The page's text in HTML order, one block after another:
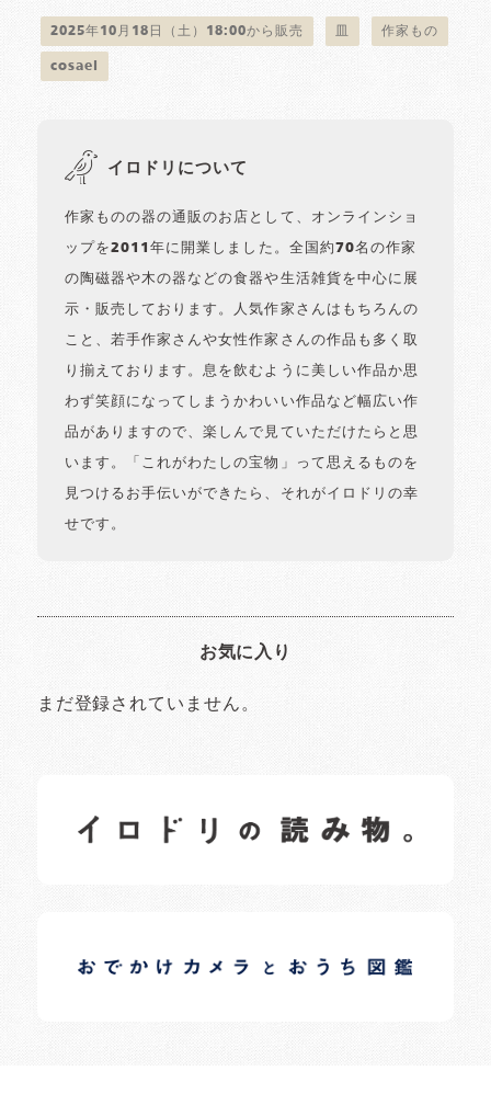
2025年10月18日（土）18:00から販売 作家もの
cosael
イロドリについて
作家ものの器の通販のお店として、オンラインショ
ップを2011年に開業しました。全国約70名の作家
の陶磁器や木の器などの食器や生活雑貨を中心に展
示・販売しております。人気作家さんはもちろんの
こと、若手作家さんや女性作家さんの作品も多く取
り揃えております。息を飲むように美しい作品か思
わず笑顔になってしまうかわいい作品など幅広い作
品がありますので、楽しんで見ていただけたらと思
います。「これがわたしの宝物」って思えるものを
見つけるお手伝いができたら、それがイロドリの幸
せです。
お気に入り
まだ登録されていません。
日常の様子など随時更新中です。
日常の様子など随時更新中です。